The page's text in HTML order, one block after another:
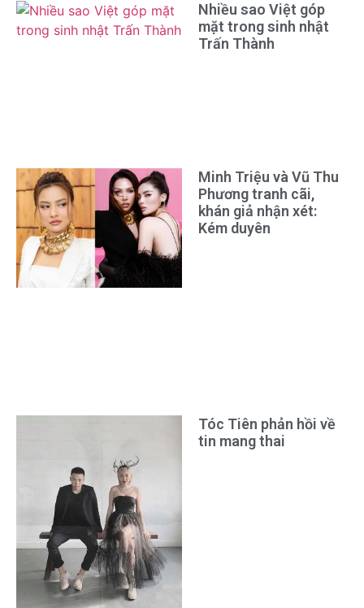
Nhiều sao Việt góp
mặt trong sinh nhật
Trấn Thành
Minh Triệu và Vũ Thu
Phương tranh cãi,
khán giả nhận xét:
Kém duyên
Tóc Tiên phản hồi về
tin mang thai